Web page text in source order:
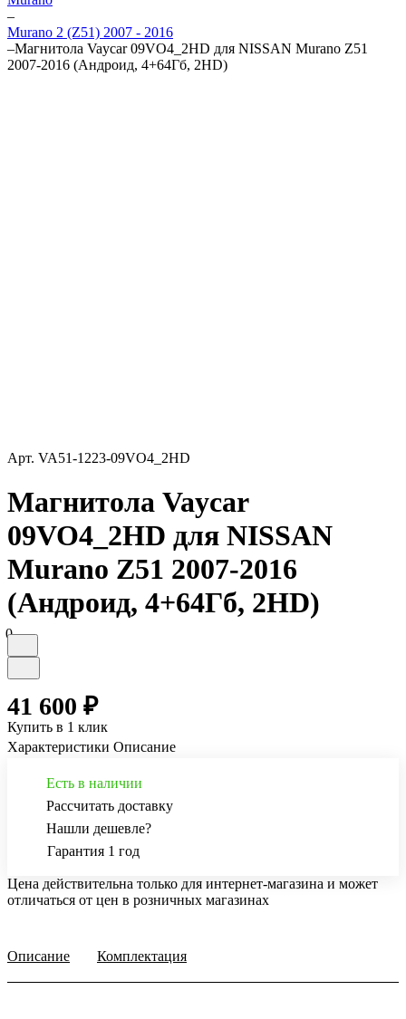
–
Murano 2 (Z51) 2007 - 2016
–Магнитола Vaycar 09VO4_2HD для NISSAN Murano Z51
2007-2016 (Андроид, 4+64Гб, 2HD)
Арт. VA51-1223-09VO4_2HD
Магнитола Vaycar
09VO4_2HD для NISSAN
Murano Z51 2007-2016
(Андроид, 4+64Гб, 2HD)
0
41 600 ₽
Купить в 1 клик
Характеристики Описание
Есть в наличии
Рассчитать доставку
Нашли дешевле?
Гарантия 1 год
Цена действительна только для интернет-магазина и может
отличаться от цен в розничных магазинах
Описание Комплектация